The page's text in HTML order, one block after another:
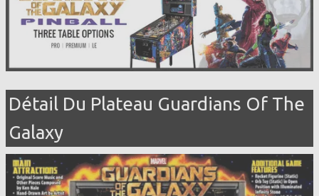
Détail Du Plateau Guardians Of The
Galaxy